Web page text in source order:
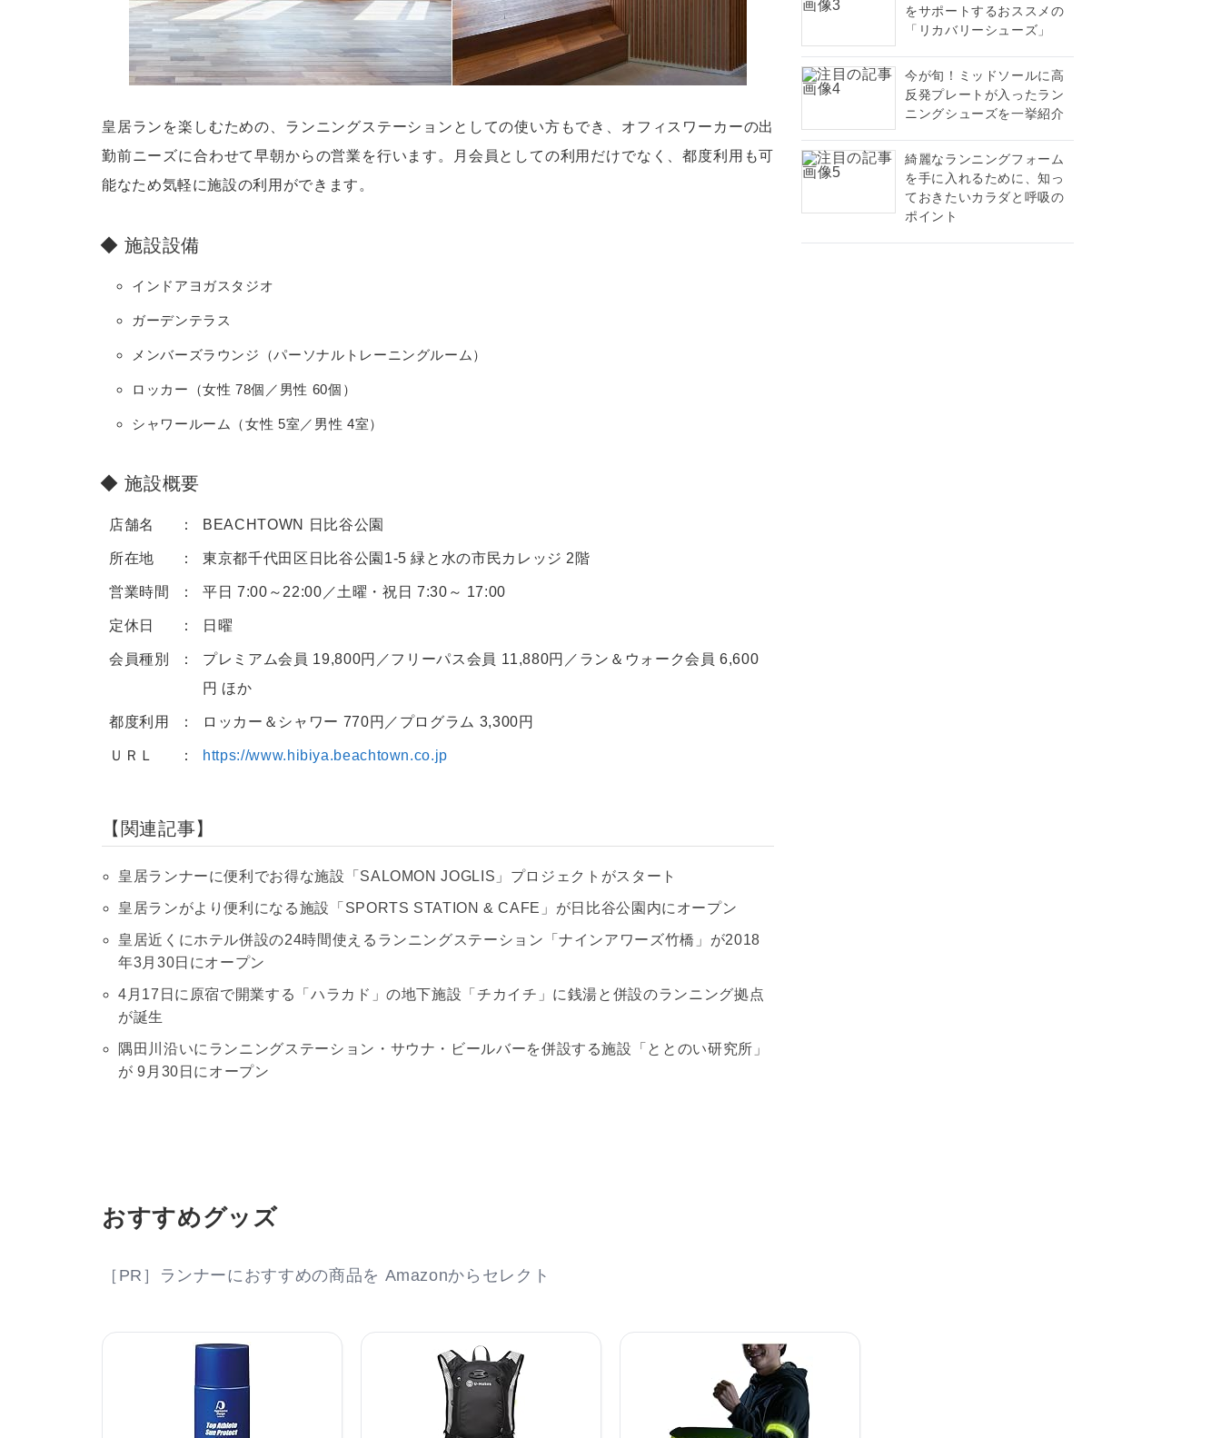
皇居ランを楽しむための、ランニングステーションとしての使い方もでき、オフィスワーカーの出
勤前ニーズに合わせて早朝からの営業を行います。月会員としての利用だけでなく、都度利用も可
能なため気軽に施設の利用ができます。
施設設備
インドアヨガスタジオ
ガーデンテラス
メンバーズラウンジ（パーソナルトレーニングルーム）
ロッカー（女性 78個／男性 60個）
シャワールーム（女性 5室／男性 4室）
施設概要
店舗名 BEACHTOWN 日比谷公園
所在地 東京都千代田区日比谷公園1-5 緑と水の市民カレッジ 2階
営業時間 平日 7:00～22:00／土曜・祝日 7:30～ 17:00
定休日 日曜
会員種別
プレミアム会員 19,800円／フリーパス会員 11,880円／ラン＆ウォーク会員 6,600
円 ほか
都度利用 ロッカー＆シャワー 770円／プログラム 3,300円
ＵＲＬ https://www.hibiya.beachtown.co.jp
関連記事
皇居ランナーに便利でお得な施設「SALOMON JOGLIS」プロジェクトがスタート
皇居ランがより便利になる施設「SPORTS STATION & CAFE」が日比谷公園内にオープン
皇居近くにホテル併設の24時間使えるランニングステーション「ナインアワーズ竹橋」が2018
年3月30日にオープン
4月17日に原宿で開業する「ハラカド」の地下施設「チカイチ」に銭湯と併設のランニング拠点
が誕生
隅田川沿いにランニングステーション・サウナ・ビールバーを併設する施設「ととのい研究所」
が 9月30日にオープン
をサポートするおススメの
「リカバリーシューズ」
今が旬！ミッドソールに高
反発プレートが入ったラン
ニングシューズを一挙紹介
綺麗なランニングフォーム
を手に入れるために、知っ
ておきたいカラダと呼吸の
ポイント
おすすめグッズ
［PR］ランナーにおすすめの商品を Amazonからセレクト